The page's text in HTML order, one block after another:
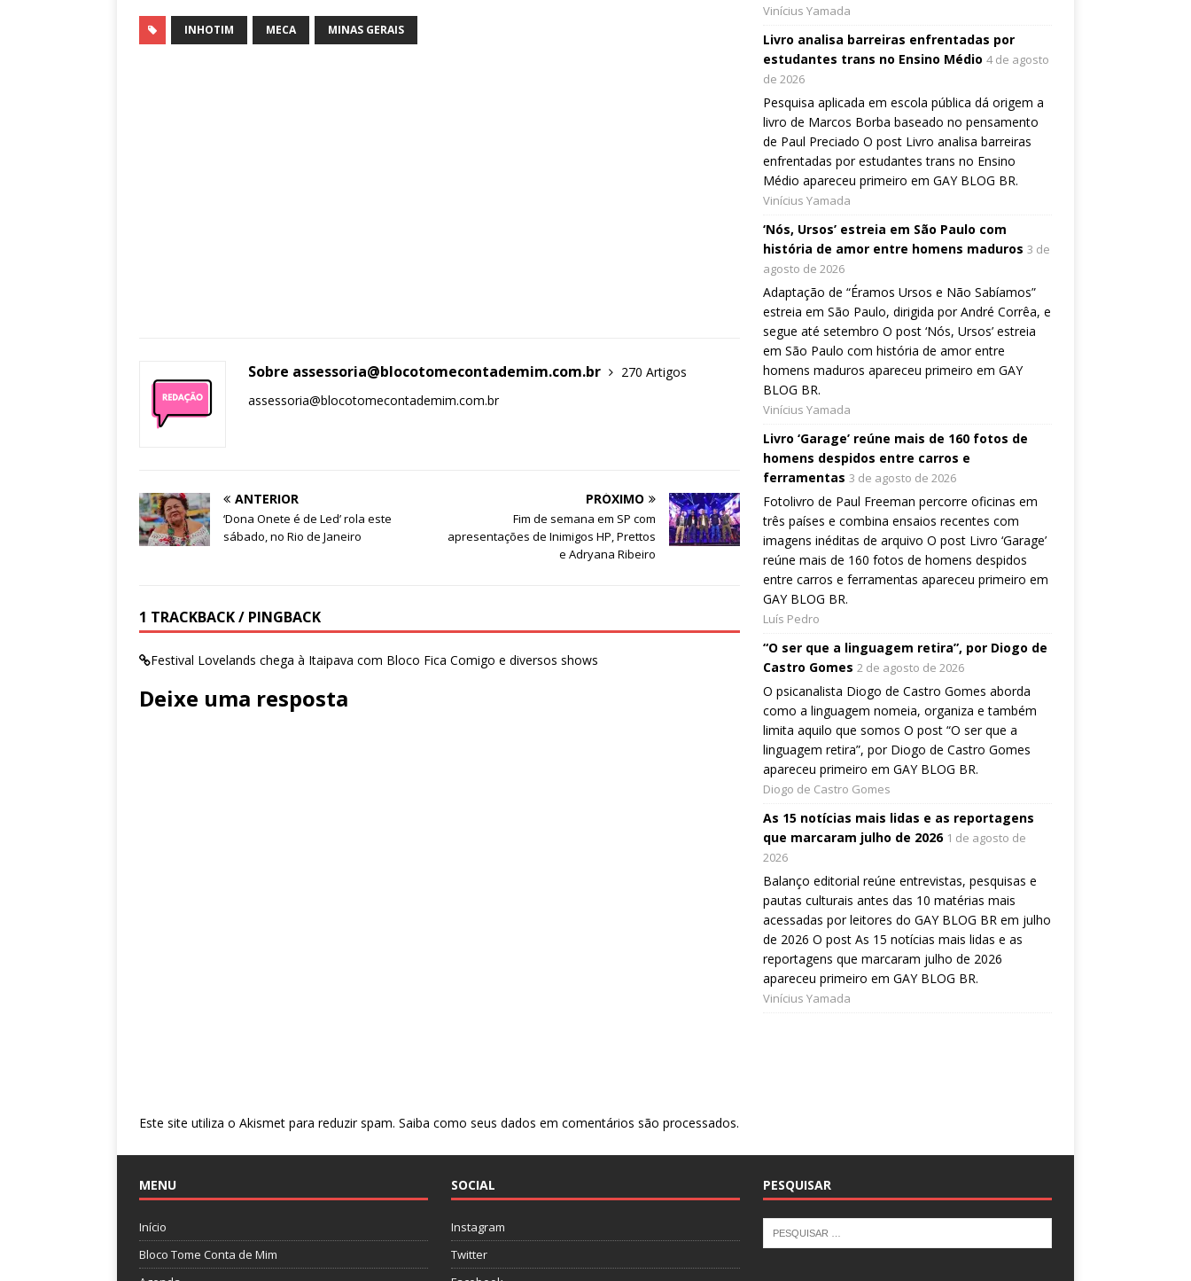
INHOTIM MECA MINAS GERAIS
Sobre assessoria@blocotomecontademim.com.br
270 Artigos
assessoria@blocotomecontademim.com.br
ANTERIOR
‘Dona Onete é de Led’ rola este
sábado, no Rio de Janeiro
PRÓXIMO
Fim de semana em SP com
apresentações de Inimigos HP, Prettos
e Adryana Ribeiro
1 TRACKBACK / PINGBACK
Festival Lovelands chega à Itaipava com Bloco Fica Comigo e diversos shows
Deixe uma resposta
Este site utiliza o Akismet para reduzir spam. Saiba como seus dados em comentários são processados.
Vinícius Yamada
Livro analisa barreiras enfrentadas por
estudantes trans no Ensino Médio 4 de agosto
de 2026
Pesquisa aplicada em escola pública dá origem a
livro de Marcos Borba baseado no pensamento
de Paul Preciado O post Livro analisa barreiras
enfrentadas por estudantes trans no Ensino
Médio apareceu primeiro em GAY BLOG BR.
Vinícius Yamada
‘Nós, Ursos’ estreia em São Paulo com
história de amor entre homens maduros 3 de
agosto de 2026
Adaptação de “Éramos Ursos e Não Sabíamos”
estreia em São Paulo, dirigida por André Corrêa, e
segue até setembro O post ‘Nós, Ursos’ estreia
em São Paulo com história de amor entre
homens maduros apareceu primeiro em GAY
BLOG BR.
Vinícius Yamada
Livro ‘Garage’ reúne mais de 160 fotos de
homens despidos entre carros e
ferramentas 3 de agosto de 2026
Fotolivro de Paul Freeman percorre oficinas em
três países e combina ensaios recentes com
imagens inéditas de arquivo O post Livro ‘Garage’
reúne mais de 160 fotos de homens despidos
entre carros e ferramentas apareceu primeiro em
GAY BLOG BR.
Luís Pedro
“O ser que a linguagem retira”, por Diogo de
Castro Gomes 2 de agosto de 2026
O psicanalista Diogo de Castro Gomes aborda
como a linguagem nomeia, organiza e também
limita aquilo que somos O post “O ser que a
linguagem retira”, por Diogo de Castro Gomes
apareceu primeiro em GAY BLOG BR.
Diogo de Castro Gomes
As 15 notícias mais lidas e as reportagens
que marcaram julho de 2026 1 de agosto de
2026
Balanço editorial reúne entrevistas, pesquisas e
pautas culturais antes das 10 matérias mais
acessadas por leitores do GAY BLOG BR em julho
de 2026 O post As 15 notícias mais lidas e as
reportagens que marcaram julho de 2026
apareceu primeiro em GAY BLOG BR.
Vinícius Yamada
MENU
Início
Bloco Tome Conta de Mim
SOCIAL
Instagram
Twitter
PESQUISAR